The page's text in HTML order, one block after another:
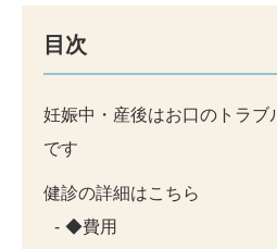
目次
妊娠中・産後はお口のトラブ
です
健診の詳細はこちら
◆費用